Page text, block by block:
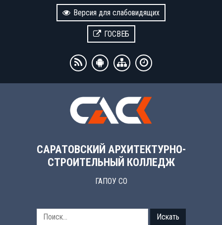
Версия для слабовидящих
ГОСВЕБ
САРАТОВСКИЙ АРХИТЕКТУРНО-
СТРОИТЕЛЬНЫЙ КОЛЛЕДЖ
ГАПОУ СО
Искать